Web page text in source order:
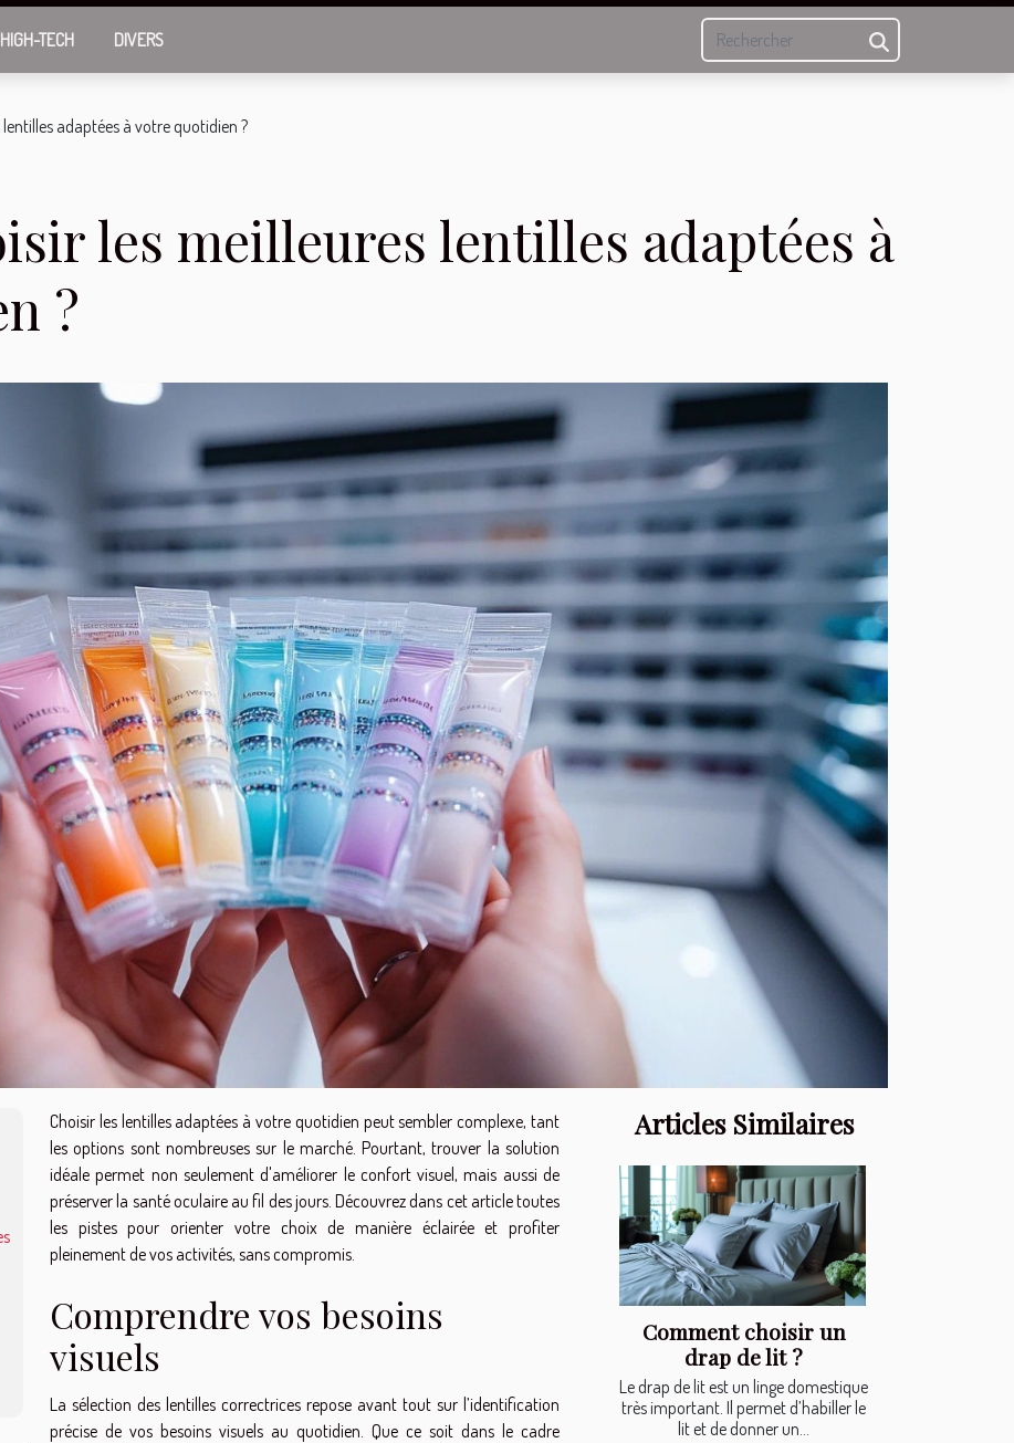
TECH DIVERS
adaptées à votre quotidien ?
les meilleures lentilles adaptées à
?
Choisir les lentilles adaptées à votre quotidien peut sembler complexe, tant
les options sont nombreuses sur le marché. Pourtant, trouver la solution
idéale permet non seulement d'améliorer le confort visuel, mais aussi de
préserver la santé oculaire au fil des jours. Découvrez dans cet article toutes
les pistes pour orienter votre choix de manière éclairée et profiter
pleinement de vos activités, sans compromis.
Comprendre vos besoins
visuels
La sélection des lentilles correctrices repose avant tout sur l’identification
précise de vos besoins visuels au quotidien. Que ce soit dans le cadre
Articles Similaires
Comment choisir un
drap de lit ?
Le drap de lit est un linge domestique
très important. Il permet d’habiller le
lit et de donner un...